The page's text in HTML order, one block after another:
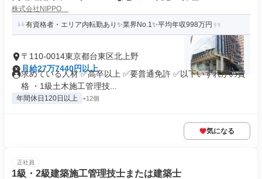
株式会社NIPPO
有資格者・エリア内転勤あり✨業界No.1✨平均年収998万円
〒110-0014東京都台東区北上野
月給27万7440円以上
求めている人材 ✅高卒以上 ✅要普通免許 ✅以下いずれかの資
格 ・1級土木施工管理技...
年間休日120日以上 +12個
気になる
正社員
1級・2級建築施工管理技士または建築士